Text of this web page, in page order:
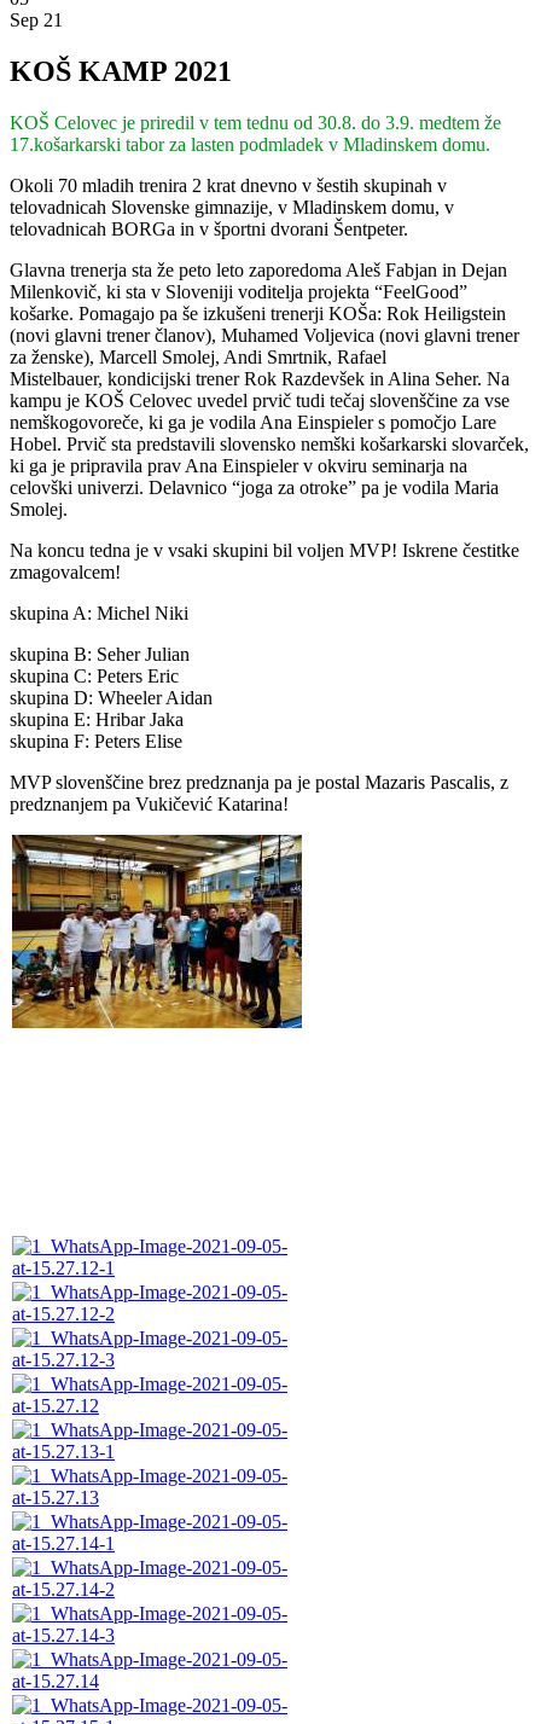
Sep 21
KOŠ KAMP 2021
KOŠ Celovec je priredil v tem tednu od 30.8. do 3.9. medtem že
17.košarkarski tabor za lasten podmladek v Mladinskem domu.
Okoli 70 mladih trenira 2 krat dnevno v šestih skupinah v
telovadnicah Slovenske gimnazije, v Mladinskem domu, v
telovadnicah BORGa in v športni dvorani Šentpeter.
Glavna trenerja sta že peto leto zaporedoma Aleš Fabjan in Dejan
Milenkovič, ki sta v Sloveniji voditelja projekta “FeelGood”
košarke. Pomagajo pa še izkušeni trenerji KOŠa: Rok Heiligstein
(novi glavni trener članov), Muhamed Voljevica (novi glavni trener
za ženske), Marcell Smolej, Andi Smrtnik, Rafael
Mistelbauer, kondicijski trener Rok Razdevšek in Alina Seher. Na
kampu je KOŠ Celovec uvedel prvič tudi tečaj slovenščine za vse
nemškogovoreče, ki ga je vodila Ana Einspieler s pomočjo Lare
Hobel. Prvič sta predstavili slovensko nemški košarkarski slovarček,
ki ga je pripravila prav Ana Einspieler v okviru seminarja na
celovški univerzi. Delavnico “joga za otroke” pa je vodila Maria
Smolej.
Na koncu tedna je v vsaki skupini bil voljen MVP! Iskrene čestitke
zmagovalcem!
skupina A: Michel Niki
skupina B: Seher Julian
skupina C: Peters Eric
skupina D: Wheeler Aidan
skupina E: Hribar Jaka
skupina F: Peters Elise
MVP slovenščine brez predznanja pa je postal Mazaris Pascalis, z
predznanjem pa Vukičević Katarina!